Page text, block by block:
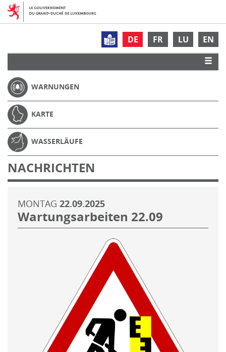
DE FR LU EN
WARNUNGEN
KARTE
WASSERLÄUFE
NACHRICHTEN
MONTAG 22.09.2025
Wartungsarbeiten 22.09